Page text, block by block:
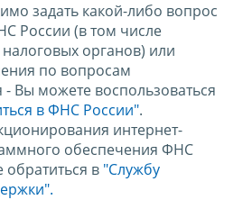
задать какой-либо вопрос
России (в том числе
органов) или
по вопросам
Вы можете воспользоваться
в ФНС России".
интернет-
обеспечения ФНС
в "Службу